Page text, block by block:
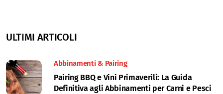
ULTIMI ARTICOLI
Abbinamenti & Pairing
Pairing BBQ e Vini Primaverili: La Guida
Definitiva agli Abbinamenti per Carni e Pesci